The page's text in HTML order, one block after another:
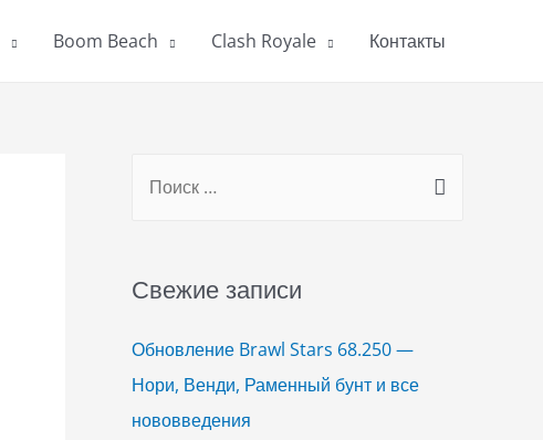
Boom Beach Clash Royale Контакты
r
h
f
o
Свежие записи
Обновление Brawl Stars 68.250 —
Нори, Венди, Раменный бунт и все
нововведения